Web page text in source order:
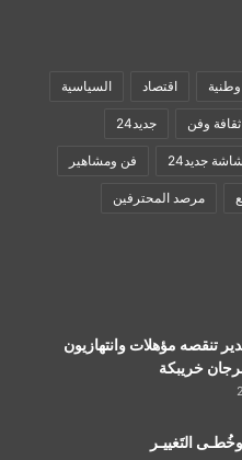
وطنية اقتصاد السياسية
ثقافة وفن جديد24
شاشة جديد24 فن ومشاهير
مرصد المحترفين
تنقصه مؤهلات وانتهازيون
خريبكة
التَغييـر